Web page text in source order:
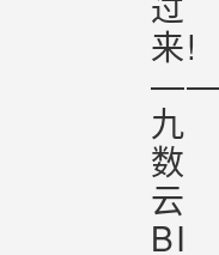
来!
九
数
云
BI